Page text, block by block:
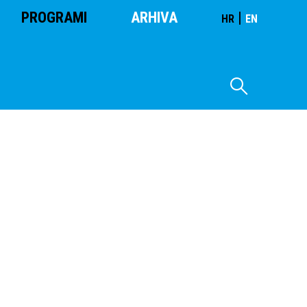
PROGRAMI ARHIVA HR | EN